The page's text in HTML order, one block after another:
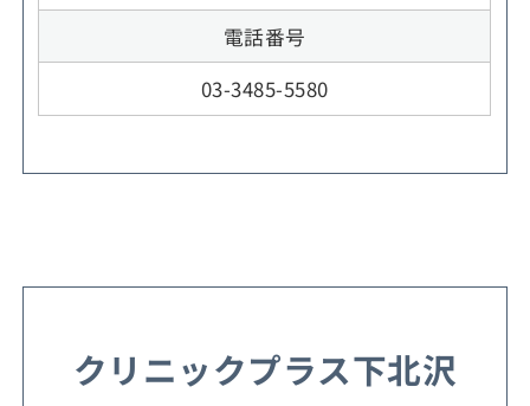
電話番号
03-3485-5580
クリニックプラス下北沢